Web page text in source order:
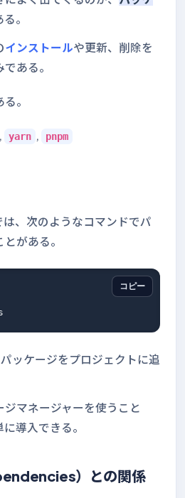
。
インストールや更新、削除を
ある。
。
, yarn , pnpm
、次のようなコマンドでパ
がある。
コピー
ッケージをプロジェクトに追
マネージャーを使うこと
導入できる。
）との関係